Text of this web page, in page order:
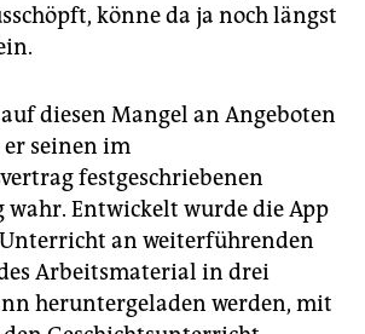
könne da ja noch längst
diesen Mangel an Angeboten
seinen im
festgeschriebenen
Entwickelt wurde die App
an weiterführenden
Arbeitsmaterial in drei
heruntergeladen werden, mit